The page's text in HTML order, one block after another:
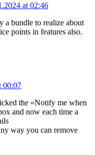
at 02:46
a bundle to realize about
points in features also.
00:07
the «Notify me when
and now each time a
way you can remove